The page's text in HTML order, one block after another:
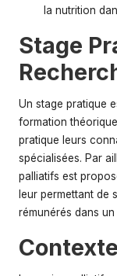
la nutrition
Stage
Un stage pratique
formation
pratique leurs
spécialisées. Par
palliatifs est
leur permettant de
rémunérés dans